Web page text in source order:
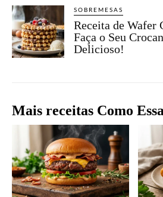
SOBREMESAS
Receita de Wafer
Faça o Seu
Delicioso!
Mais receitas Como